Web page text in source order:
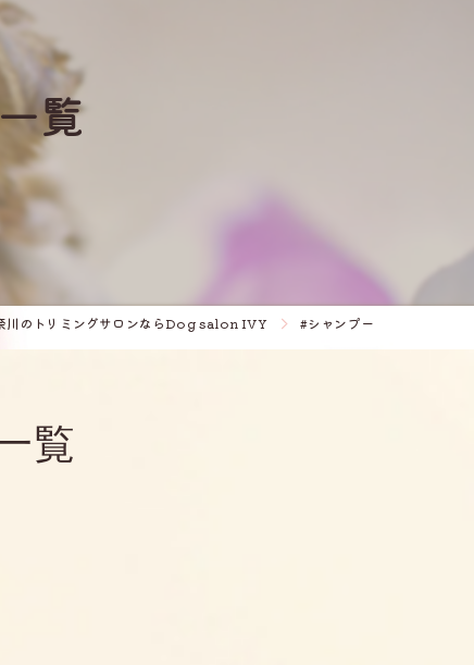
健康
筋膜リリース
整体
覧
川のトリミングサロンならDog salon IVY #シャンプー
覧